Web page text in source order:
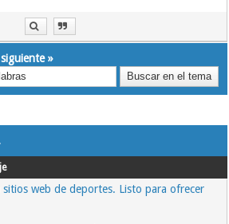
»
web de deportes. Listo para ofrecer